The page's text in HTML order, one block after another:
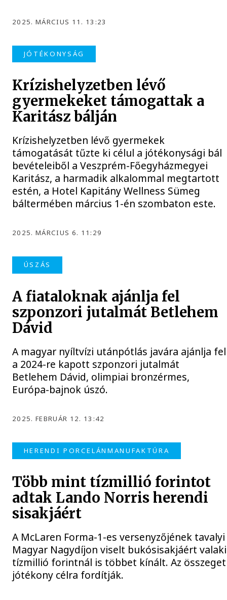
2025. MÁRCIUS 11. 13:23
JÓTÉKONYSÁG
Krízishelyzetben lévő
gyermekeket támogattak a
Karitász bálján
Krízishelyzetben lévő gyermekek
támogatását tűzte ki célul a jótékonysági bál
bevételeiből a Veszprém-Főegyházmegyei
Karitász, a harmadik alkalommal megtartott
estén, a Hotel Kapitány Wellness Sümeg
báltermében március 1-én szombaton este.
2025. MÁRCIUS 6. 11:29
ÚSZÁS
A fiataloknak ajánlja fel
szponzori jutalmát Betlehem
Dávid
A magyar nyíltvízi utánpótlás javára ajánlja fel
a 2024-re kapott szponzori jutalmát
Betlehem Dávid, olimpiai bronzérmes,
Európa-bajnok úszó.
2025. FEBRUÁR 12. 13:42
HERENDI PORCELÁNMANUFAKTÚRA
Több mint tízmillió forintot
adtak Lando Norris herendi
sisakjáért
A McLaren Forma-1-es versenyzőjének tavalyi
Magyar Nagydíjon viselt bukósisakjáért valaki
tízmillió forintnál is többet kínált. Az összeget
jótékony célra fordítják.